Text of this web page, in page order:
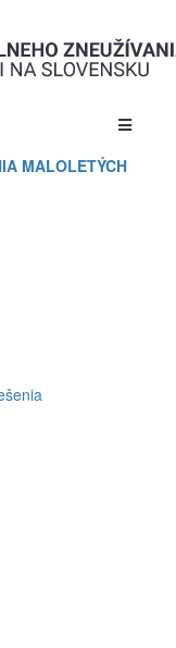
MALOLETÝCH